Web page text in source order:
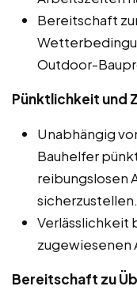
Bereitschaft
Outdoor-
Pünktlichkeit und
Unabhängig
Bauhelfer
reibungslosen
sicherzustellen.
Verlässlichkeit
zugewiesenen
Bereitschaft zu